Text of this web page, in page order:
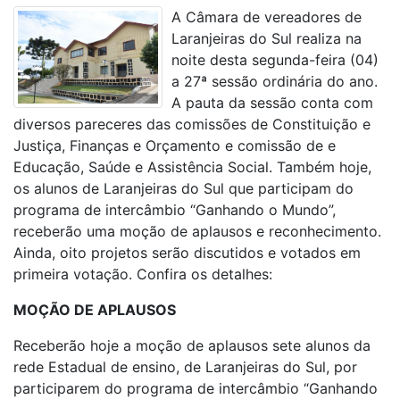
A Câmara de vereadores de
Laranjeiras do Sul realiza na
noite desta segunda-feira (04)
a 27ª sessão ordinária do ano.
A pauta da sessão conta com
diversos pareceres das comissões de Constituição e
Justiça, Finanças e Orçamento e comissão de e
Educação, Saúde e Assistência Social. Também hoje,
os alunos de Laranjeiras do Sul que participam do
programa de intercâmbio “Ganhando o Mundo”,
receberão uma moção de aplausos e reconhecimento.
Ainda, oito projetos serão discutidos e votados em
primeira votação. Confira os detalhes:
MOÇÃO DE APLAUSOS
Receberão hoje a moção de aplausos sete alunos da
rede Estadual de ensino, de Laranjeiras do Sul, por
participarem do programa de intercâmbio “Ganhando